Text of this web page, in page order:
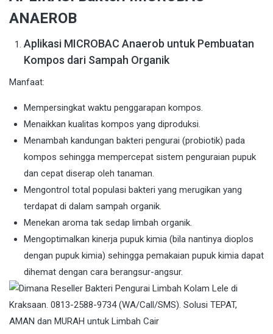
ANAEROB
Aplikasi MICROBAC Anaerob untuk Pembuatan
Kompos dari Sampah Organik
Manfaat:
Mempersingkat waktu penggarapan kompos.
Menaikkan kualitas kompos yang diproduksi.
Menambah kandungan bakteri pengurai (probiotik) pada
kompos sehingga mempercepat sistem penguraian pupuk
dan cepat diserap oleh tanaman.
Mengontrol total populasi bakteri yang merugikan yang
terdapat di dalam sampah organik.
Menekan aroma tak sedap limbah organik.
Mengoptimalkan kinerja pupuk kimia (bila nantinya dioplos
dengan pupuk kimia) sehingga pemakaian pupuk kimia dapat
dihemat dengan cara berangsur-angsur.